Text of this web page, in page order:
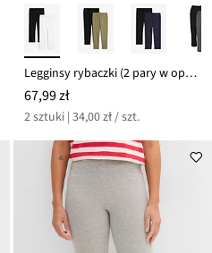
Legginsy rybaczki (2 pary w opak.)
67,99 zł
2 sztuki | 34,00 zł / szt.